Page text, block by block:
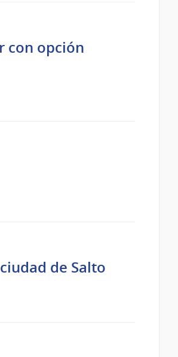
con opción
de Salto